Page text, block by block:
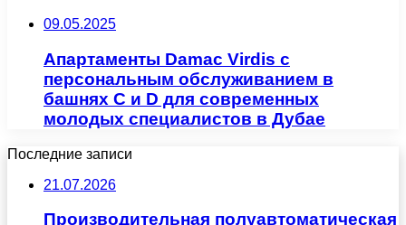
09.05.2025
Апартаменты Damac Virdis с
персональным обслуживанием в
башнях C и D для современных
молодых специалистов в Дубае
Последние записи
21.07.2026
Производительная полуавтоматическая